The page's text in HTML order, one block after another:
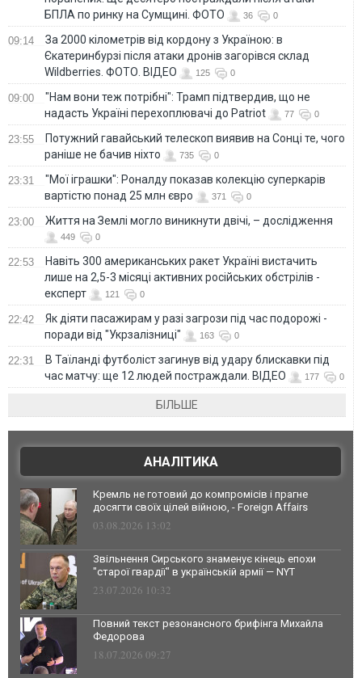
БПЛА по ринку на Сумщині. ФОТО
36 0
09:14
За 2000 кілометрів від кордону з Україною: в
Єкатеринбурзі після атаки дронів загорівся склад
Wildberries. ФОТО. ВІДЕО
125 0
09:00
"Нам вони теж потрібні": Трамп підтвердив, що не
надасть Україні перехоплювачі до Patriot
77 0
23:55
Потужний гавайський телескоп виявив на Сонці те, чого
раніше не бачив ніхто
735 0
23:31
"Мої іграшки": Роналду показав колекцію суперкарів
вартістю понад 25 млн євро
371 0
23:00 Життя на Землі могло виникнути двічі, – дослідження
449 0
22:53
Навіть 300 американських ракет Україні вистачить
лише на 2,5-3 місяці активних російських обстрілів -
експерт
121 0
22:42
Як діяти пасажирам у разі загрози під час подорожі -
поради від "Укрзалізниці"
163 0
22:31
В Таїланді футболіст загинув від удару блискавки під
час матчу: ще 12 людей постраждали. ВІДЕО
177 0
БІЛЬШЕ
АНАЛІТИКА
Кремль не готовий до компромісів і прагне
досягти своїх цілей війною, - Foreign Affairs
03.08.2026 13:02
Звільнення Сирського знаменує кінець епохи
"старої гвардії" в українській армії — NYT
23.07.2026 10:32
Повний текст резонансного брифінга Михайла
Федорова
18.07.2026 09:27